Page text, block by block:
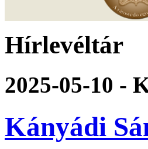
Hírlevéltár
2025-05-10 -
Kányádi